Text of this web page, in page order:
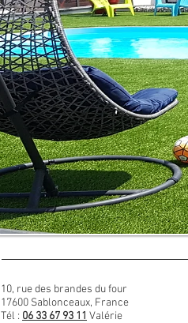
10, rue des brandes du four
17600 Sablonceaux, France
Tél : 06 33 67 93 11 Valérie